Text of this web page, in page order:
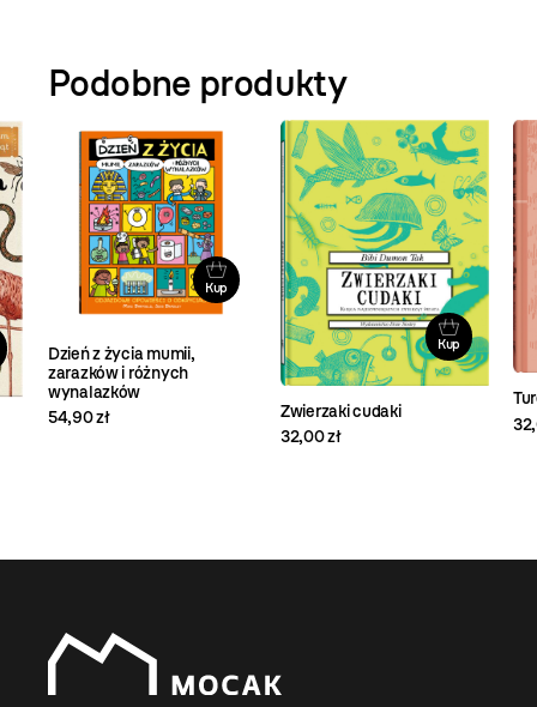
Podobne produkty
Kup
Dzień z życia mumii,
zarazków i różnych
wynalazków
54,90 zł
Kup
Zwierzaki cudaki
32,00 zł